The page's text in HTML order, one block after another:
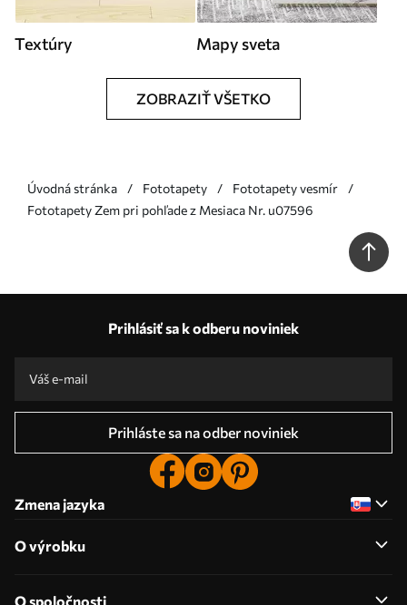
Textúry Mapy sveta
ZOBRAZIŤ VŠETKO
Úvodná stránka Fototapety
Fototapety vesmír
Fototapety Zem pri pohľade z Mesiaca Nr. u07596
Prihlásiť sa k odberu noviniek
Prihláste sa na odber noviniek
Zmena jazyka
O výrobku
O spoločnosti